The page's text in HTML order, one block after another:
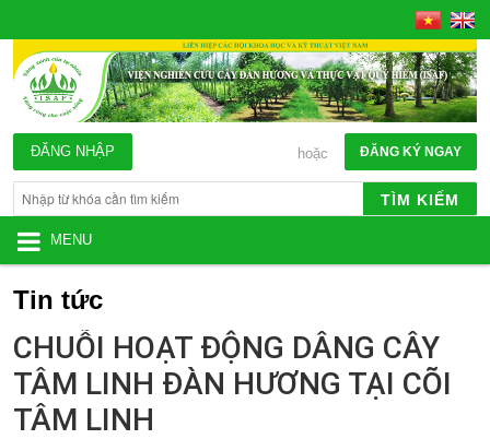
ĐĂNG KÝ NGAY
hoặc
ĐĂNG NHẬP
TÌM KIẾM
MENU
Tin tức
CHUỖI HOẠT ĐỘNG DÂNG CÂY
TÂM LINH ĐÀN HƯƠNG TẠI CÕI
TÂM LINH